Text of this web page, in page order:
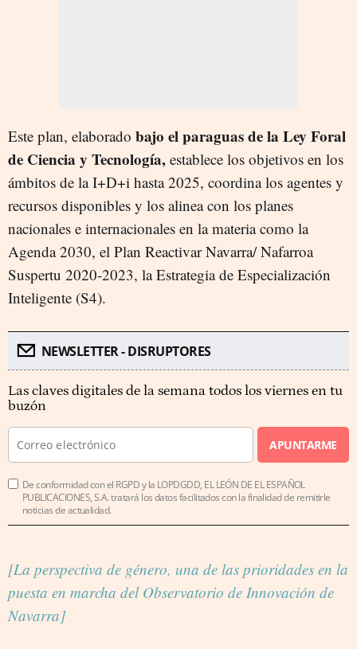
Este plan, elaborado bajo el paraguas de la Ley Foral
de Ciencia y Tecnología, establece los objetivos en los
ámbitos de la I+D+i hasta 2025, coordina los agentes y
recursos disponibles y los alinea con los planes
nacionales e internacionales en la materia como la
Agenda 2030, el Plan Reactivar Navarra/ Nafarroa
Suspertu 2020-2023, la Estrategia de Especialización
Inteligente (S4).
NEWSLETTER - DISRUPTORES
Las claves digitales de la semana todos los viernes en tu
buzón
APUNTARME
De conformidad con el RGPD y la LOPDGDD, EL LEÓN DE EL ESPAÑOL
PUBLICACIONES, S.A. tratará los datos facilitados con la finalidad de remitirle
noticias de actualidad.
[La perspectiva de género, una de las prioridades en la
puesta en marcha del Observatorio de Innovación de
Navarra]